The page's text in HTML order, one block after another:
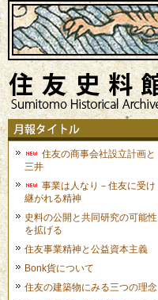
住友の商事会社設立計画と
三井
事業は人なり－住友に受け
継がれる精神
史料の公開と共同研究の可能性
を拡げる
住友事業精神と公益資本主義
Bonk貨について
住友の建築物にみる三つの理念